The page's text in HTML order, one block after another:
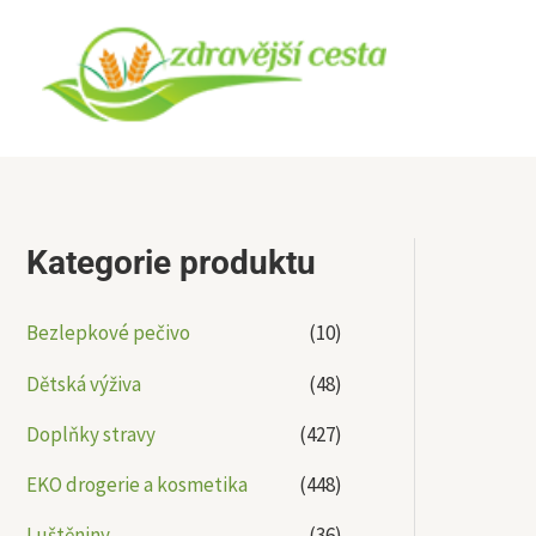
obsah
Kategorie produktu
Bezlepkové pečivo
(10)
Dětská výživa
(48)
Doplňky stravy
(427)
EKO drogerie a kosmetika
(448)